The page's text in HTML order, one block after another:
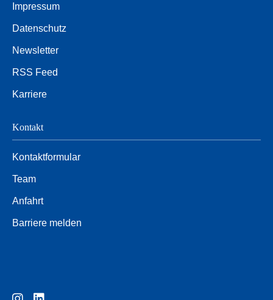
Impressum
Datenschutz
Newsletter
RSS Feed
Karriere
Kontakt
Kontaktformular
Team
Anfahrt
Barriere melden